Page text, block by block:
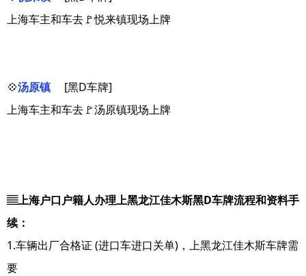
上海车主和车去🚩悦来镇现场上牌
💠汤原镇
[黑D车牌]
上海车主和车去🚩汤原镇现场上牌
▤上海户口户籍人办理上黑龙江佳木斯黑D车牌流程和资料手
续：
1.车辆出厂合格证 (进口车进口关单)，上黑龙江佳木斯车牌需
要